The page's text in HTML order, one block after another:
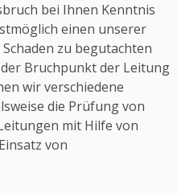
bei Ihnen Kenntnis
einen unserer
zu begutachten
Bruchpunkt der Leitung
wir verschiedene
die Prüfung von
mit Hilfe von
von